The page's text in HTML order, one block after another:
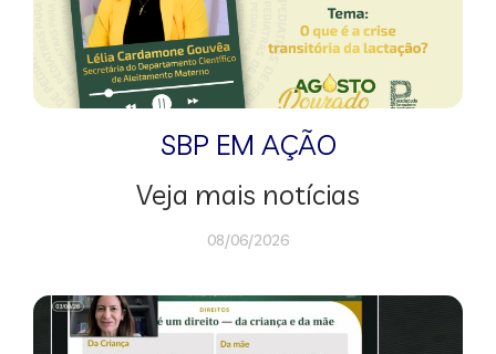
SBP EM AÇÃO
Veja mais notícias
08/06/2026